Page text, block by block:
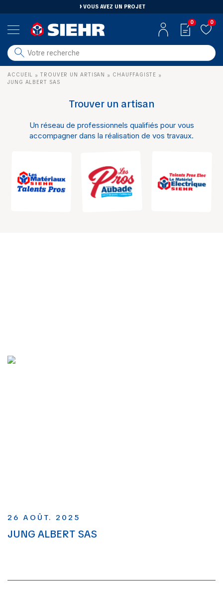
VOUS AVEZ UN PROJET
salle de bain
carrelage
matériaux
aménagement
0 0
ACCUEIL » TROUVER UN ARTISAN » CHAUFFAGISTE »
JUNG ALBERT SAS
Trouver un artisan
Un réseau de professionnels qualifiés pour vous
accompagner dans la réalisation de vos travaux.
26 AOÛT. 2025
JUNG ALBERT SAS